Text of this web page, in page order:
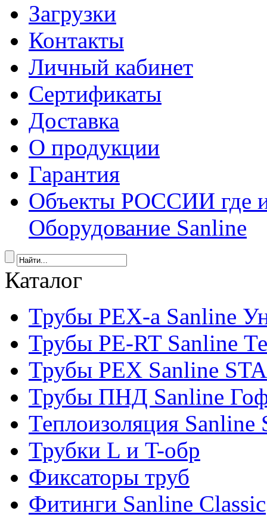
Загрузки
Контакты
Личный кабинет
Сертификаты
Доставка
О продукции
Гарантия
Объекты РОССИИ где
Оборудование Sanline
Каталог
Трубы PEX-a Sanline
Трубы PE-RT Sanline
Трубы PEX Sanline
Трубы ПНД Sanline
Теплоизоляция Sanline
Трубки L и T-обр
Фиксаторы труб
Фитинги Sanline Classic